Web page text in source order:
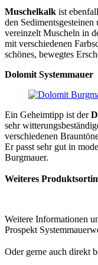
Muschelkalk ist
den
vereinzelt Muscheln in
mit verschiedenen
schönes, bewegtes
Dolomit Systemmauer
Ein Geheimtipp ist der
sehr
verschiedenen
Er passt sehr gut in
Burgmauer.
Weiteres
Weitere Informationen
Prospekt
Oder gerne auch direkt